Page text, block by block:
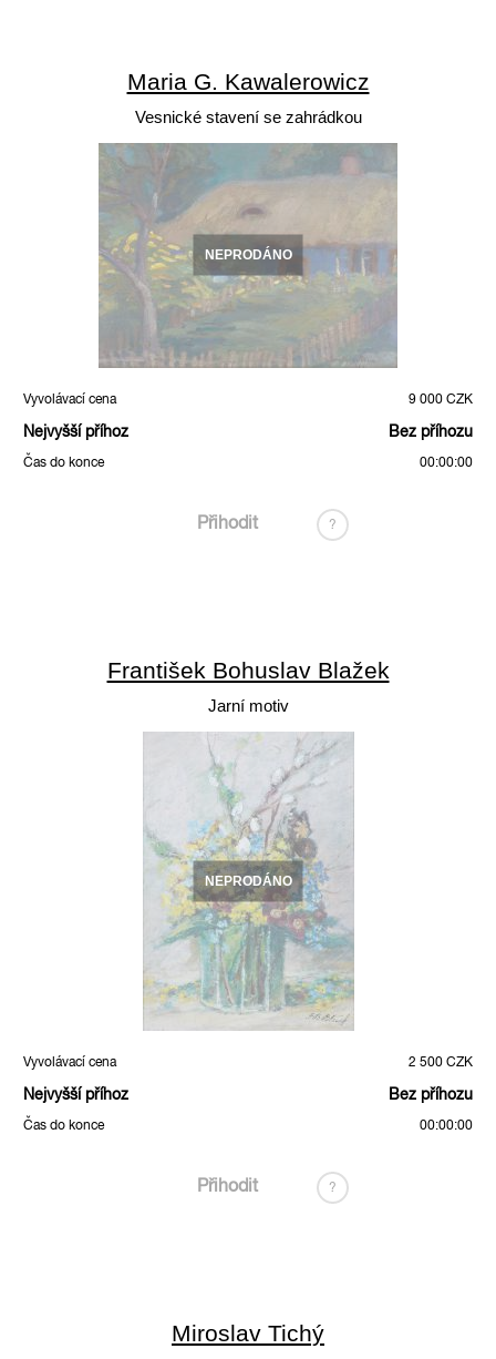
Maria G. Kawalerowicz
Vesnické stavení se zahrádkou
NEPRODÁNO
Vyvolávací cena 9 000 CZK
Nejvyšší příhoz Bez příhozu
Čas do konce 00:00:00
Přihodit ?
František Bohuslav Blažek
Jarní motiv
NEPRODÁNO
Vyvolávací cena 2 500 CZK
Nejvyšší příhoz Bez příhozu
Čas do konce 00:00:00
Přihodit ?
Miroslav Tichý